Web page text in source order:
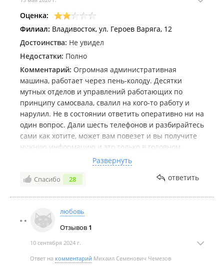
детсадов, школ и больниц.
2024 год
Около 40 километров ветхих тепловых сетей заменят в
Приморье.
Оценка:
Филиал: Владивосток, ул. Героев Варяга, 12
Достоинства: Не увидел
Недостатки: Полно
Комментарий: Огромная административная
машина, работает через пень-колоду. Десятки
мутных отделов и управлений работающих по
принципу самосвала, свалил на кого-то работу и
нарулил. Не в состоянии ответить оперативно ни на
один вопрос. Дали шесть телефонов и разбирайтесь
сами как хотите, может вам повезет и вы получите
нужную информацию и это только в головном
офисе. Ответственные руководители бросают
трубки и футболят. В конце концов сбросили на
филиал в г.Артём, хотя сам из Владивостока. На
без надзора и контроля.
Развернуть
Спасибо 28 ответить
любовь
Отзывов 1
10 сентября 2024 г.
Ответ на комментарий Михаил Семенович Чемезов